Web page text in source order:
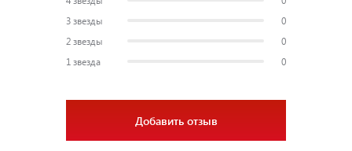
3 звезды
0
2 звезды
0
1 звезда
0
Добавить отзыв